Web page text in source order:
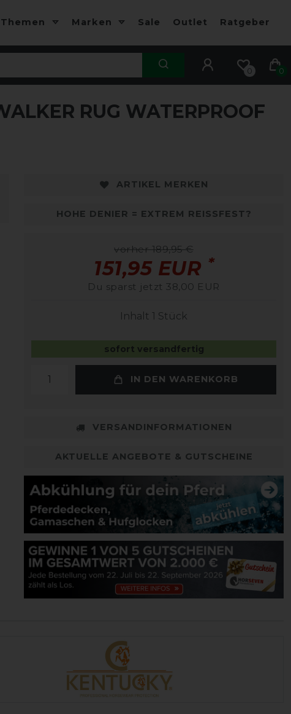
Themen Marken Sale Outlet Ratgeber
0 0
RUG WATERPROOF
ARTIKEL MERKEN
HOHE DENIER = EXTREM REISSFEST?
vorher 189,95 €
151,95 EUR *
Du sparst jetzt 38,00 EUR
Inhalt 1 Stück
sofort versandfertig
IN DEN WARENKORB
VERSANDINFORMATIONEN
AKTUELLE ANGEBOTE & GUTSCHEINE